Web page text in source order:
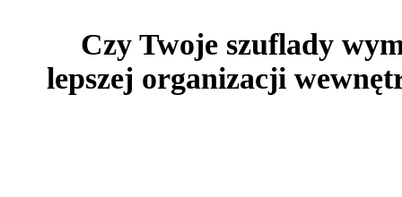
Czy Twoje szuflady
lepszej organizacji